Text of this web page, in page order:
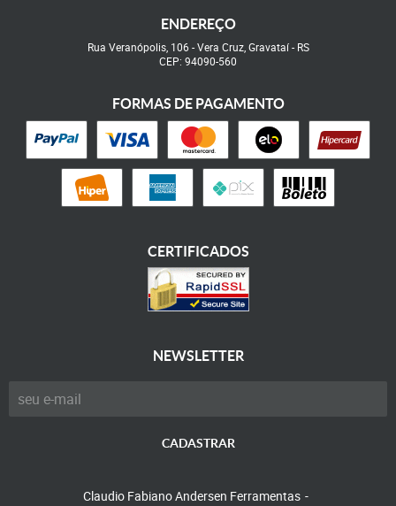
ENDEREÇO
Rua Veranópolis, 106 -Vera Cruz, Gravataí- RS
CEP: 94090-560
FORMAS DE PAGAMENTO
CERTIFICADOS
NEWSLETTER
CADASTRAR
Claudio Fabiano Andersen Ferramentas